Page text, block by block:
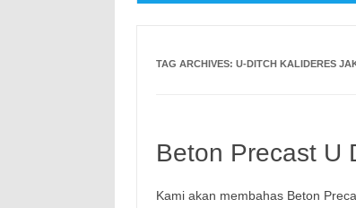
TAG ARCHIVES: U-DITCH KALIDERES
Beton Precast U
Kami akan membahas Beton